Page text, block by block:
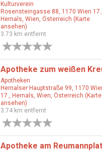
Kulturverein
Rosensteingasse 88, 1170 Wien 17.,
Hernals, Wien, Österreich (Karte
ansehen)
3.73 km entfernt
Apotheke zum weißen
Apotheken
Hernalser Hauptstraße 99, 1170
17., Hernals, Wien, Österreich (Karte
ansehen)
3.74 km entfernt
Apotheke am